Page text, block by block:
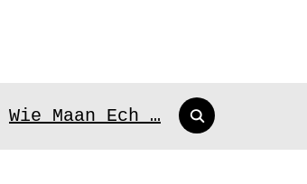
Search
for:
Wie Maan Ech …